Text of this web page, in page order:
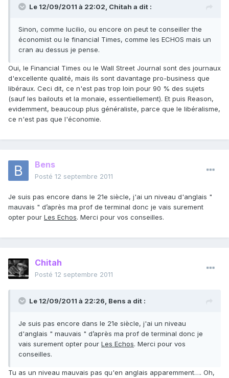
Le 12/09/2011 à 22:02, Chitah a dit :
Sinon, comme lucilio, ou encore on peut te conseiller the
économist ou le financial Times, comme les ECHOS mais un
cran au dessus je pense.
Oui, le Financial Times ou le Wall Street Journal sont des journaux
d'excellente qualité, mais ils sont davantage pro-business que
libéraux. Ceci dit, ce n'est pas trop loin pour 90 % des sujets
(sauf les bailouts et la monaie, essentiellement). Et puis Reason,
evidemment, beaucoup plus généraliste, parce que le libéralisme,
ce n'est pas que l'économie.
Bens
Posté 12 septembre 2011
Je suis pas encore dans le 21e siècle, j'ai un niveau d'anglais "
mauvais " d’après ma prof de terminal donc je vais surement
opter pour Les Echos. Merci pour vos conseilles.
Chitah
Posté 12 septembre 2011
Le 12/09/2011 à 22:26, Bens a dit :
Je suis pas encore dans le 21e siècle, j'ai un niveau
d'anglais " mauvais " d’après ma prof de terminal donc je
vais surement opter pour Les Echos. Merci pour vos
conseilles.
Tu as un niveau mauvais pas qu'en anglais apparemment…. Oh,